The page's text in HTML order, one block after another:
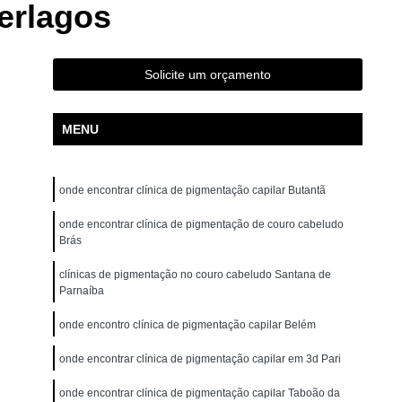
para Iniciantes Rio Grande da Serra
Curso de Pigmentação Capilar Ribeirão Pires
Capilar São Caetano do Sul
Micropigmentação Santo André
Capilar São Bernardo do Campo
Presencial Mauá
Micropigmentação Capilar 3d
Micropigmentação Capilar em 3d
Micropigmentação Capilar Masculina
Micropigmentação Capilar para Calvície
Micropigmentação Cabelo Feminino
Solicite um orçamento
MENU
onde encontrar clínica de pigmentação capilar Butantã
onde encontrar clínica de pigmentação de couro cabeludo
Brás
clínicas de pigmentação no couro cabeludo Santana de
Parnaíba
onde encontro clínica de pigmentação capilar Belém
onde encontrar clínica de pigmentação capilar em 3d Pari
onde encontrar clínica de pigmentação capilar Taboão da